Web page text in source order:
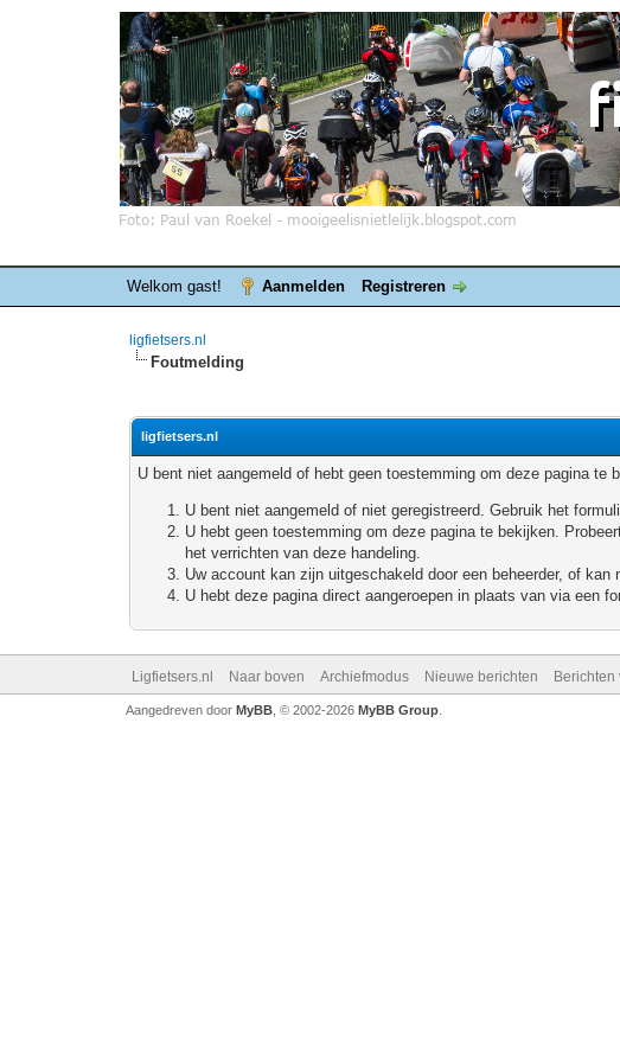
Welkom gast! Aanmelden Registreren
ligfietsers.nl
Foutmelding
ligfietsers.nl
U bent niet aangemeld of hebt geen toestemming om deze pagina
U bent niet aangemeld of niet geregistreerd. Gebruik het
U hebt geen toestemming om deze pagina te bekijken.
het verrichten van deze handeling.
Uw account kan zijn uitgeschakeld door een beheerder, of
U hebt deze pagina direct aangeroepen in plaats van via een
Ligfietsers.nl Naar boven Archiefmodus Nieuwe berichten Berichten
Aangedreven door MyBB, © 2002-2026 MyBB Group.